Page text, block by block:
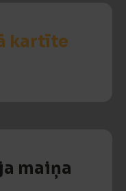
kartīte
maiņa